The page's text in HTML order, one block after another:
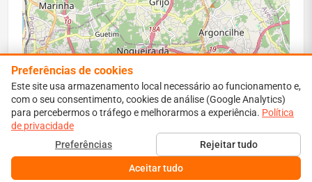
Leaflet|Map data ©OpenStreetMapcontributors
Perímetro vermelho: área ardida estimada. Isócronas:
propagação simulada a 1–6 h.
Preferências de cookies
Este site usa armazenamento local necessário ao funcionamento e,
com o seu consentimento, cookies de análise (Google Analytics)
para percebermos o tráfego e melhorarmos a experiência. Política
de privacidade
Preferências
Rejeitar tudo
Aceitar tudo